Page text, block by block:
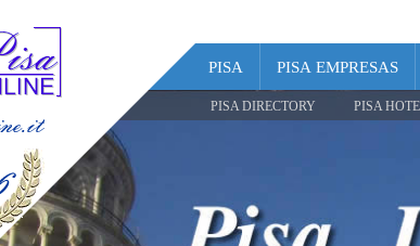
PISA PISA EMPRESAS
PISA DIRECTORY PISA